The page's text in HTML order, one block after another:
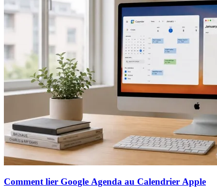
Comment lier Google Agenda au Calendrier Apple